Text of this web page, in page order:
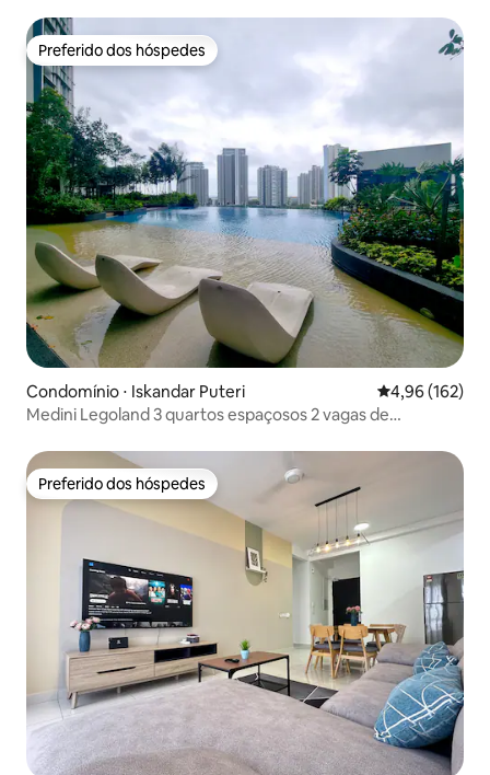
Preferido dos hóspedes
Preferido dos hóspedes
Condomínio ⋅ Iskandar Puteri 4,96 de uma
4,96 (162)
Medini Legoland 3 quartos espaçosos 2 vagas de
Preferido dos hóspedes
Preferido dos hóspedes